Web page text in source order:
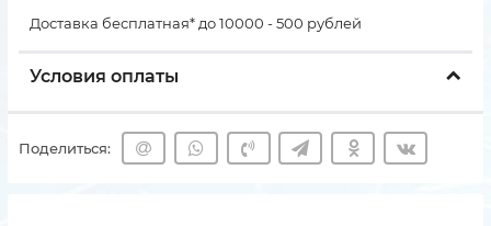
Доставка бесплатная* до 10000 - 500 рублей
Условия оплаты
Поделиться: